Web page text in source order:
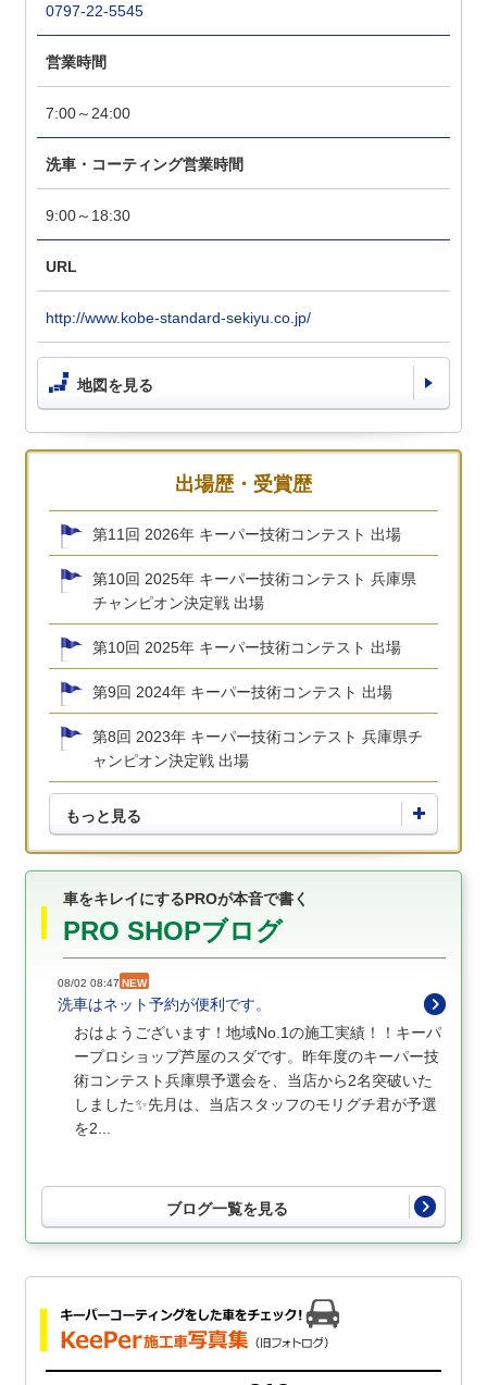
0797-22-5545
営業時間
7:00～24:00
洗車・コーティング営業時間
9:00～18:30
URL
http://www.kobe-standard-sekiyu.co.jp/
地図を見る
出場歴・受賞歴
第11回 2026年 キーパー技術コンテスト 出場
第10回 2025年 キーパー技術コンテスト 兵庫県
チャンピオン決定戦 出場
第10回 2025年 キーパー技術コンテスト 出場
第9回 2024年 キーパー技術コンテスト 出場
第8回 2023年 キーパー技術コンテスト 兵庫県チ
ャンピオン決定戦 出場
もっと見る
車をキレイにするPROが本音で書く
PRO SHOPブログ
08/02 08:47 NEW
洗車はネット予約が便利です。
おはようございます！地域No.1の施工実績！！キーパ
ープロショップ芦屋のスダです。昨年度のキーパー技
術コンテスト兵庫県予選会を、当店から2名突破いた
しました✨先月は、当店スタッフのモリグチ君が予選
を2...
ブログ一覧を見る